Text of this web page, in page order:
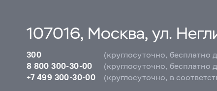
107016, Москва, ул.
300
(круглосуточно, бесплатно
8 800 300-30-00
(круглосуточно, бесплатно
+7 499 300-30-00
(круглосуточно, в